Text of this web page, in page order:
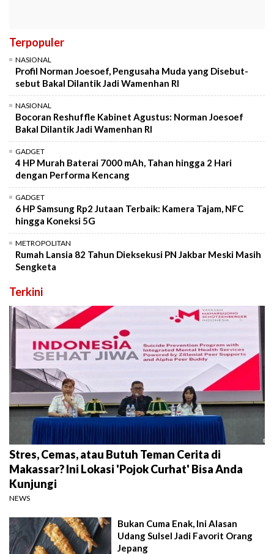
Terpopuler
NASIONAL
Profil Norman Joesoef, Pengusaha Muda yang Disebut-
sebut Bakal Dilantik Jadi Wamenhan RI
NASIONAL
Bocoran Reshuffle Kabinet Agustus: Norman Joesoef
Bakal Dilantik Jadi Wamenhan RI
GADGET
4 HP Murah Baterai 7000 mAh, Tahan hingga 2 Hari
dengan Performa Kencang
GADGET
6 HP Samsung Rp2 Jutaan Terbaik: Kamera Tajam, NFC
hingga Koneksi 5G
METROPOLITAN
Rumah Lansia 82 Tahun Dieksekusi PN Jakbar Meski Masih
Sengketa
Terkini
Stres, Cemas, atau Butuh Teman Cerita di
Makassar? Ini Lokasi 'Pojok Curhat' Bisa Anda
Kunjungi
NEWS
Bukan Cuma Enak, Ini Alasan
Udang Sulsel Jadi Favorit Orang
Jepang